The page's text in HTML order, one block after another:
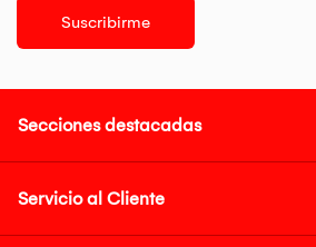
Suscribirme
Secciones destacadas
Servicio al Cliente